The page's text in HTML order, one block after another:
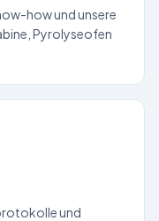
how und unsere
Pyrolyse­ofen
und